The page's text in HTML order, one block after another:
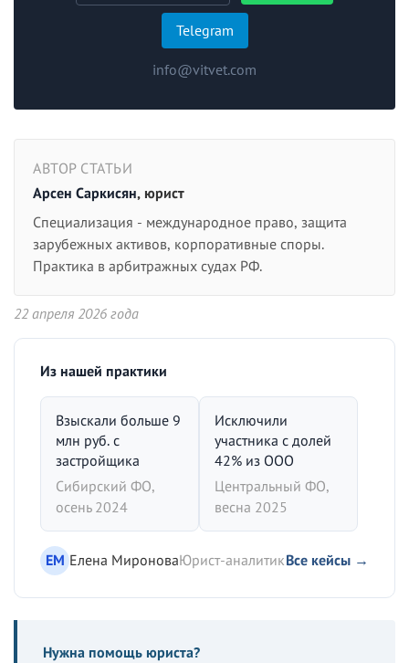
Telegram
info@vitvet.com
АВТОР СТАТЬИ
Арсен Саркисян, юрист
Специализация - международное право, защита
зарубежных активов, корпоративные споры.
Практика в арбитражных судах РФ.
22 апреля 2026 года
Из нашей практики
Взыскали больше 9
млн руб. с
застройщика
Сибирский ФО,
осень 2024
Исключили
участника с долей
42% из ООО
Центральный ФО,
весна 2025
ЕМ Елена МироноваЮрист-аналитикВсе кейсы →
Нужна помощь юриста?